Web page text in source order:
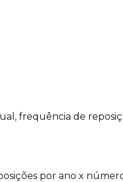
frequência de
por ano x